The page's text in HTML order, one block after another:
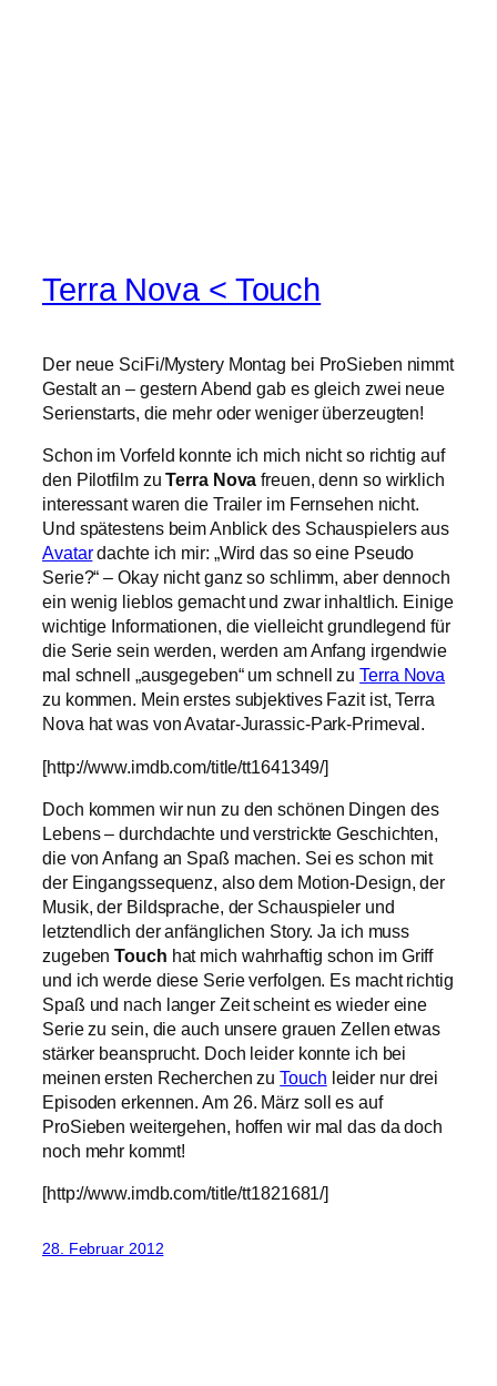
Terra Nova < Touch
Der neue SciFi/Mystery Montag bei ProSieben nimmt
Gestalt an – gestern Abend gab es gleich zwei neue
Serienstarts, die mehr oder weniger überzeugten!
Schon im Vorfeld konnte ich mich nicht so richtig auf
den Pilotfilm zuTerra Nova freuen, denn so wirklich
interessant waren die Trailer im Fernsehen nicht.
Und spätestens beim Anblick des Schauspielers aus
Avatardachte ich mir: „Wird das so eine Pseudo
Serie?“ – Okay nicht ganz so schlimm, aber dennoch
ein wenig lieblos gemacht und zwar inhaltlich. Einige
wichtige Informationen, die vielleicht grundlegend für
die Serie sein werden, werden am Anfang irgendwie
mal schnell „ausgegeben“ um schnell zuTerra Nova
zu kommen. Mein erstes subjektives Fazit ist, Terra
Nova hat was von Avatar-Jurassic-Park-Primeval.
[http://www.imdb.com/title/tt1641349/]
Doch kommen wir nun zu den schönen Dingen des
Lebens – durchdachte und verstrickte Geschichten,
die von Anfang an Spaß machen. Sei es schon mit
der Eingangssequenz, also dem Motion-Design, der
Musik, der Bildsprache, der Schauspieler und
letztendlich der anfänglichen Story. Ja ich muss
zugebenTouch hat mich wahrhaftig schon im Griff
und ich werde diese Serie verfolgen. Es macht richtig
Spaß und nach langer Zeit scheint es wieder eine
Serie zu sein, die auch unsere grauen Zellen etwas
stärker beansprucht. Doch leider konnte ich bei
meinen ersten Recherchen zuTouch leider nur drei
Episoden erkennen. Am 26. März soll es auf
ProSieben weitergehen, hoffen wir mal das da doch
noch mehr kommt!
[http://www.imdb.com/title/tt1821681/]
28. Februar 2012